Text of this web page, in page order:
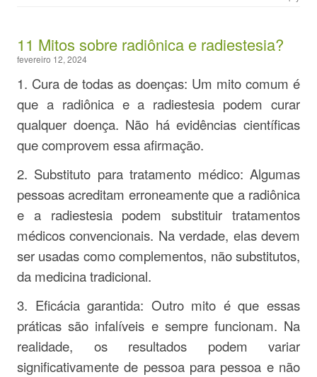
11 Mitos sobre radiônica e radiestesia?
fevereiro 12, 2024
1. Cura de todas as doenças: Um mito comum é
que a radiônica e a radiestesia podem curar
qualquer doença. Não há evidências científicas
que comprovem essa afirmação.
2. Substituto para tratamento médico: Algumas
pessoas acreditam erroneamente que a radiônica
e a radiestesia podem substituir tratamentos
médicos convencionais. Na verdade, elas devem
ser usadas como complementos, não substitutos,
da medicina tradicional.
3. Eficácia garantida: Outro mito é que essas
práticas são infalíveis e sempre funcionam. Na
realidade, os resultados podem variar
significativamente de pessoa para pessoa e não